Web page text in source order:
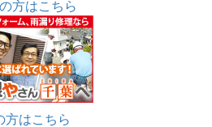
方はこちら
方はこちら